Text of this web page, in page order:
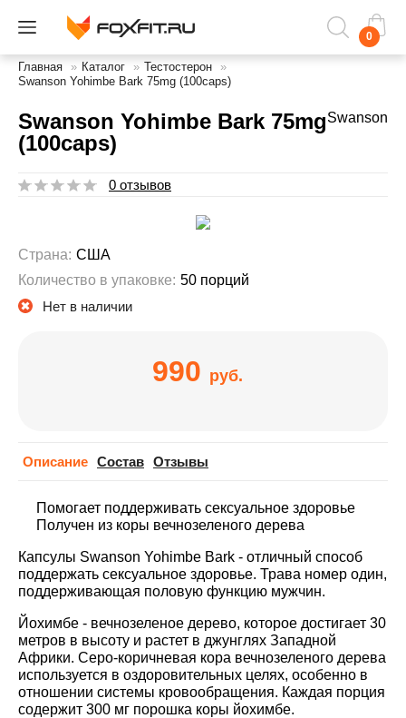
0
Главная » Каталог » Тестостерон
»
Swanson Yohimbe Bark 75mg (100caps)
Swanson Yohimbe Bark 75mg
(100caps)
Swanson
0 отзывов
Страна: США
Количество в упаковке: 50 порций
Нет в наличии
990 руб.
Описание Cостав Отзывы
Помогает поддерживать сексуальное здоровье
Получен из коры вечнозеленого дерева
Капсулы Swanson Yohimbe Bark - отличный способ
поддержать сексуальное здоровье. Трава номер один,
поддерживающая половую функцию мужчин.
Йохимбе - вечнозеленое дерево, которое достигает 30
метров в высоту и растет в джунглях Западной
Африки. Серо-коричневая кора вечнозеленого дерева
используется в оздоровительных целях, особенно в
отношении системы кровообращения. Каждая порция
содержит 300 мг порошка коры йохимбе.